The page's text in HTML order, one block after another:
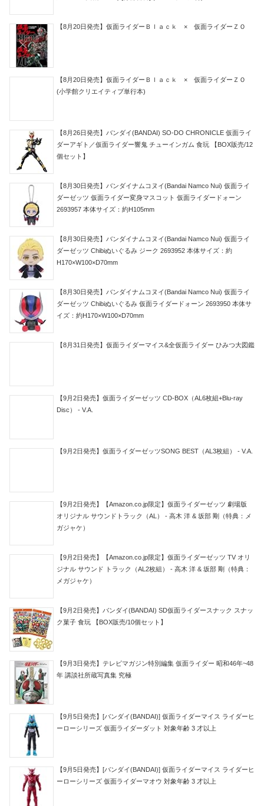
【8月20日発売】仮面ライダーＢｌａｃｋ × 仮面ライダーＺＯ
【8月20日発売】仮面ライダーＢｌａｃｋ × 仮面ライダーＺＯ
(小学館クリエイティブ単行本)
【8月26日発売】バンダイ(BANDAI) SO-DO CHRONICLE 仮面ライ
ダーアギト／仮面ライダー響鬼 チューインガム 食玩 【BOX販売/12
個セット】
【8月30日発売】バンダイナムコヌイ(Bandai Namco Nui) 仮面ライ
ダーゼッツ 仮面ライダー変身マスコット 仮面ライダードォーン
2693957 本体サイズ：約H105mm
【8月30日発売】バンダイナムコヌイ(Bandai Namco Nui) 仮面ライ
ダーゼッツ Chibiぬいぐるみ ジーク 2693952 本体サイズ：約
H170×W100×D70mm
【8月30日発売】バンダイナムコヌイ(Bandai Namco Nui) 仮面ライ
ダーゼッツ Chibiぬいぐるみ 仮面ライダードォーン 2693950 本体サ
イズ：約H170×W100×D70mm
【8月31日発売】仮面ライダーマイス&全仮面ライダー ひみつ大図鑑
【9月2日発売】仮面ライダーゼッツ CD-BOX（AL6枚組+Blu-ray
Disc） - V.A.
【9月2日発売】仮面ライダーゼッツSONG BEST（AL3枚組） - V.A.
【9月2日発売】【Amazon.co.jp限定】仮面ライダーゼッツ 劇場版
オリジナル サウンドトラック（AL） - 高木 洋 & 坂部 剛（特典：メ
ガジャケ）
【9月2日発売】【Amazon.co.jp限定】仮面ライダーゼッツ TV オリ
ジナル サウンド トラック（AL2枚組） - 高木 洋 & 坂部 剛（特典：
メガジャケ）
【9月2日発売】バンダイ(BANDAI) SD仮面ライダースナック スナッ
ク菓子 食玩 【BOX販売/10個セット】
【9月3日発売】テレビマガジン特別編集 仮面ライダー 昭和46年~48
年 講談社所蔵写真集 究極
【9月5日発売】[バンダイ(BANDAI)] 仮面ライダーマイス ライダーヒ
ーローシリーズ 仮面ライダーダット 対象年齢 3 才以上
【9月5日発売】[バンダイ(BANDAI)] 仮面ライダーマイス ライダーヒ
ーローシリーズ 仮面ライダーマオウ 対象年齢 3 才以上